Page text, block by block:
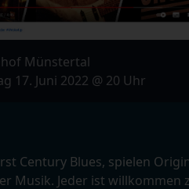
Münstertal
17. Juni 2022 @ 20 Uhr
Century Blues, spielen
Musik. Jeder ist willkommen